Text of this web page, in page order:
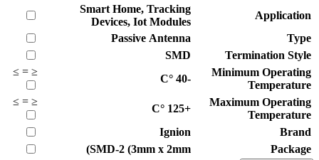
Application
Smart Home, Tracking
Devices, Iot Modules
Type
Passive Antenna
Termination Style
SMD
Minimum Operating
Temperature
-40
°C
≤
=
≥
Maximum Operating
Temperature
+125
°C
≤
=
≥
Brand
Ignion
Package
SMD-2 (3mm x 2mm)